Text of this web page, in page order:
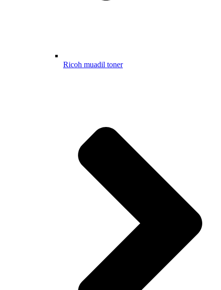
Ricoh muadil toner